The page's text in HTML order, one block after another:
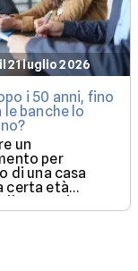
21 luglio 2026
i 50 anni, fino
le banche lo
un
per
di una casa
certa età
attenzione:
che fanno la